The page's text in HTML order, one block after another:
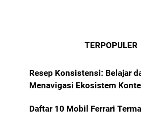
TERPOPULER
Resep Konsistensi: Belajar
Menavigasi Ekosistem
Daftar 10 Mobil Ferrari